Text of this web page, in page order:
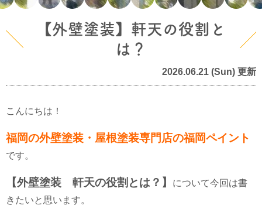
【外壁塗装】軒天の役割と
は？
2026.06.21 (Sun) 更新
こんにちは！
福岡の外壁塗装・屋根塗装専門店の福岡ペイント
です。
【外壁塗装 軒天の役割とは？】
について今回は書
きたいと思います。